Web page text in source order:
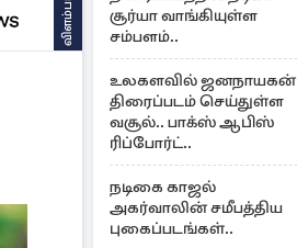
விளம்பரம்
சூர்யா வாங்கியுள்ள
சம்பளம்..
உலகளவில் ஜனநாயகன்
திரைப்படம் செய்துள்ள
வசூல்.. பாக்ஸ் ஆபிஸ்
ரிப்போர்ட்..
நடிகை காஜல்
அகர்வாலின் சமீபத்திய
புகைப்படங்கள்..